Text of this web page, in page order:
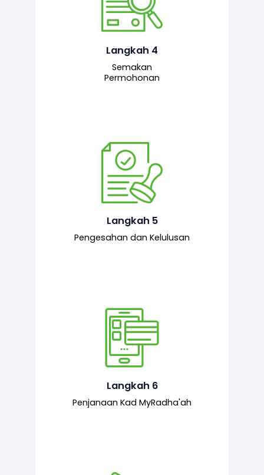
Langkah 4
Semakan
Permohonan
Pegawai penyemak menyemak
maklumat yang dikemukakan. Jika
semua maklumat adalah lengkap dan
kepada pegawai pelulus untuk
tindakan seterusnya.
Langkah 5
Pengesahan dan Kelulusan
Pegawai pelulus menilai permohonan
dan memberi pengesahan serta
kelulusan akhir sekiranya semuanya
mematuhi syarat ditetapkan.
Langkah 6
Penjanaan Kad MyRadha'ah
Setelah permohonan diluluskan, kad
MyRadha’ah akan dijana.